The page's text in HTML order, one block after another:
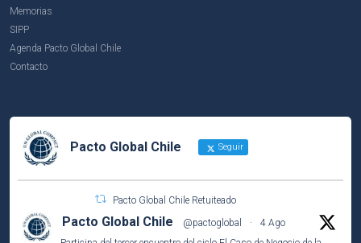
Memorias
SIPP
Agenda Pacto Global Chile
Contacto
Pacto Global Chile Seguir
Pacto Global Chile Retuiteado
Pacto Global Chile @pactoglobal ·
4 Ago